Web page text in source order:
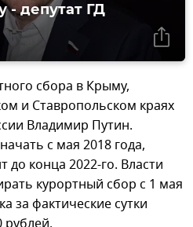
- депутат ГД
сбора в Крыму,
и Ставропольском краях
Владимир Путин.
с мая 2018 года,
до конца 2022-го. Власти
курортный сбор с 1 мая
за фактические сутки